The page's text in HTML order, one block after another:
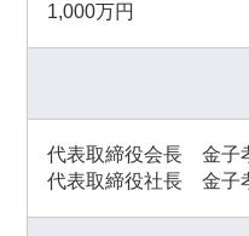
1,000万円
代表取締役会長 金子
代表取締役社長 金子